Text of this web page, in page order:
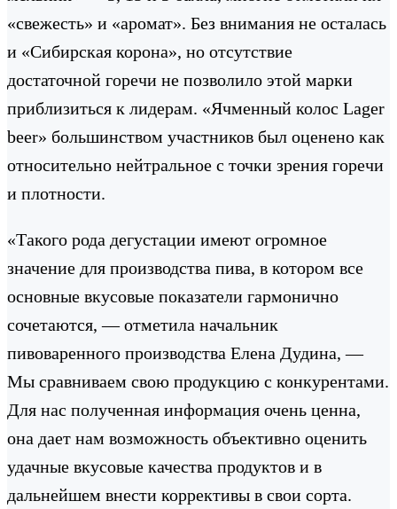
«свежесть» и «аромат». Без внимания не осталась
и «Сибирская корона», но отсутствие
достаточной горечи не позволило этой марки
приблизиться к лидерам. «Ячменный колос Lager
beer» большинством участников был оценено как
относительно нейтральное с точки зрения горечи
и плотности.
«Такого рода дегустации имеют огромное
значение для производства пива, в котором все
основные вкусовые показатели гармонично
сочетаются, — отметила начальник
пивоваренного производства Елена Дудина, —
Мы сравниваем свою продукцию с конкурентами.
Для нас полученная информация очень ценна,
она дает нам возможность объективно оценить
удачные вкусовые качества продуктов и в
дальнейшем внести коррективы в свои сорта.